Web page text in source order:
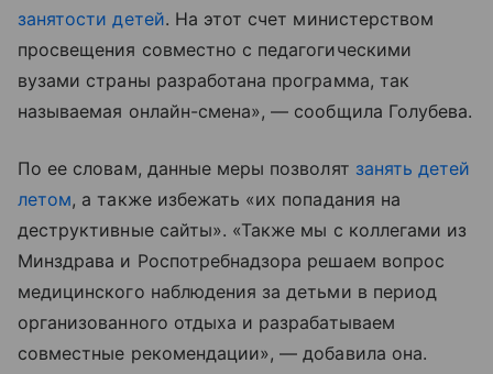
занятости детей. На этот счет министерством
просвещения совместно с педагогическими
вузами страны разработана программа, так
называемая онлайн-смена», — сообщила Голубева.
По ее словам, данные меры позволят занять детей
летом, а также избежать «их попадания на
деструктивные сайты». «Также мы с коллегами из
Минздрава и Роспотребнадзора решаем вопрос
медицинского наблюдения за детьми в период
организованного отдыха и разрабатываем
совместные рекомендации», — добавила она.